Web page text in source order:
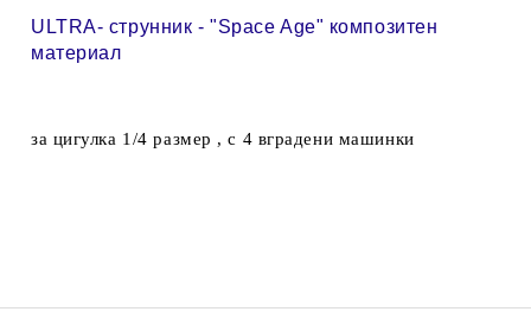
ULTRA- струнник - "Space Age" композитен
материал
за цигулка 1/4 размер , с 4 вградени машинки